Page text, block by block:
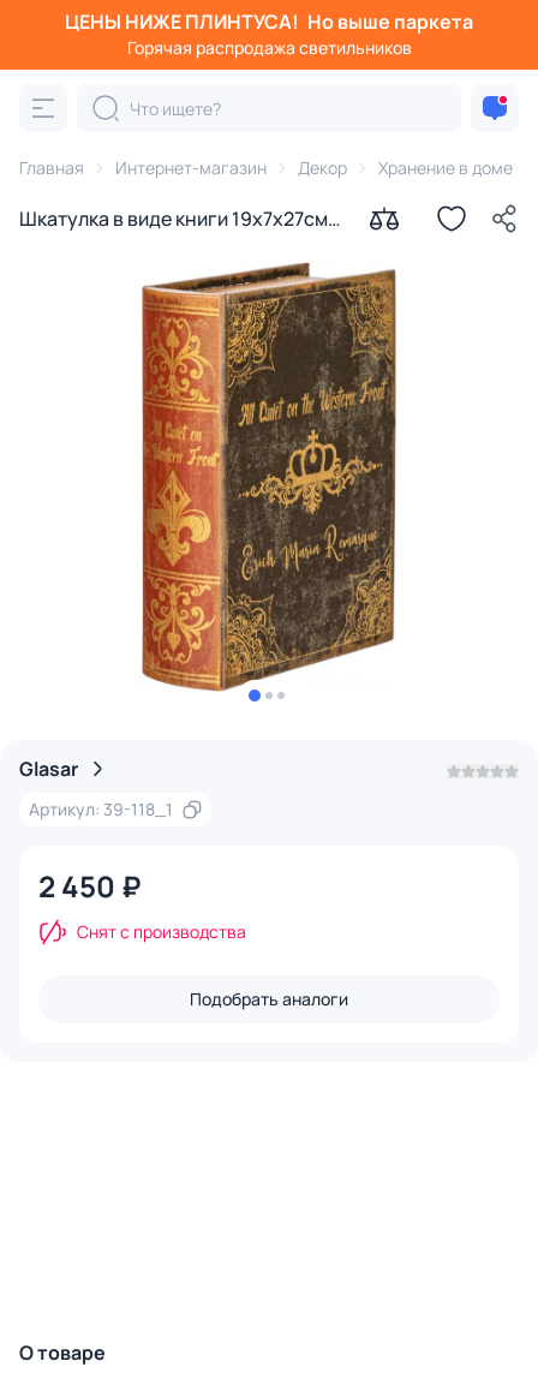
ЦЕНЫ НИЖЕ ПЛИНТУСА! Но выше паркета
Горячая распродажа светильников
Главная Интернет-магазин Декор Хранение в доме
Шкатулка в виде книги 19х7х27см
Glasar
Артикул: 39-118_1
2 450 ₽
Снят с производства
Подобрать аналоги
О товаре